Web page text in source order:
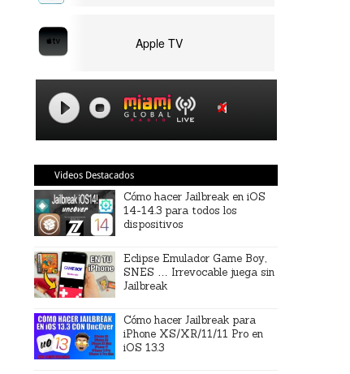
Apple TV
Videos Destacados
Cómo hacer Jailbreak en iOS
14-14.3 para todos los
dispositivos
Eclipse Emulador Game Boy,
SNES … Irrevocable juega sin
Jailbreak
Cómo hacer Jailbreak para
iPhone XS/XR/11/11 Pro en
iOS 13.3